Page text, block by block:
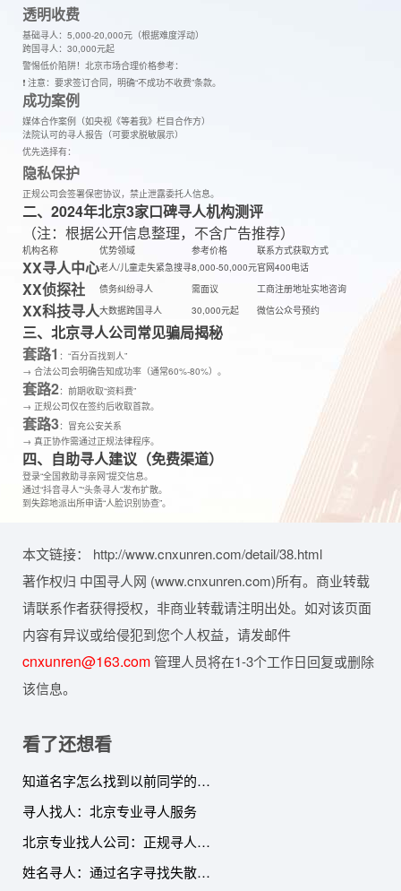
透明收费
基础寻人：5,000-20,000元（根据难度浮动）
跨国寻人：30,000元起
警惕低价陷阱！北京市场合理价格参考：
❗ 注意：要求签订合同，明确“不成功不收费”条款。
成功案例
媒体合作案例（如央视《等着我》栏目合作方）
法院认可的寻人报告（可要求脱敏展示）
优先选择有：
隐私保护
正规公司会签署保密协议，禁止泄露委托人信息。
二、2024年北京3家口碑寻人机构测评
（注：根据公开信息整理，不含广告推荐）
机构名称 优势领域 参考价格 联系方式获取方式
XX寻人中心老人/儿童走失紧急搜寻8,000-50,000元官网400电话
XX侦探社 债务纠纷寻人 需面议 工商注册地址实地咨询
XX科技寻人大数据跨国寻人 30,000元起 微信公众号预约
三、北京寻人公司常见骗局揭秘
套路1 ：“百分百找到人”
→ 合法公司会明确告知成功率（通常60%-80%）。
套路2：前期收取“资料费”
→ 正规公司仅在签约后收取首款。
套路3：冒充公安关系
→ 真正协作需通过正规法律程序。
四、自助寻人建议（免费渠道）
登录“全国救助寻亲网”提交信息。
通过“抖音寻人”“头条寻人”发布扩散。
到失踪地派出所申请“人脸识别协查”。
本文链接： http://www.cnxunren.com/detail/38.html
著作权归 中国寻人网 (www.cnxunren.com)所有。商业转载
请联系作者获得授权，非商业转载请注明出处。如对该页面
内容有异议或给侵犯到您个人权益，请发邮件
cnxunren@163.com管理人员将在1-3个工作日回复或删除
该信息。
看了还想看
知道名字怎么找到以前同学的联系方式
寻人找人：北京专业寻人服务
北京专业找人公司：正规寻人服务的现代解决方案
姓名寻人：通过名字寻找失散多年的亲人